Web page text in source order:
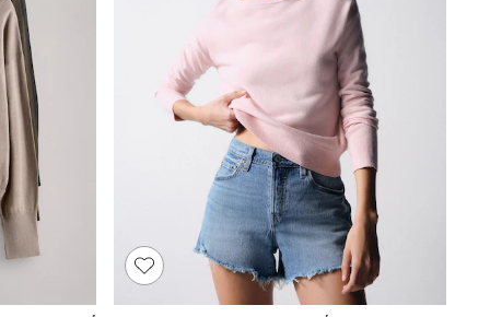
All Girls Schoolwear
Shoes
Dresses
Trousers
Skirts
Shirts
Polo Shirts
Sweatshirts
Cardigans
Coats & Jackets
Underwear
Socks & Tights
Multipacks
All Girls Sports & Swimwear
Trainers & Pumps